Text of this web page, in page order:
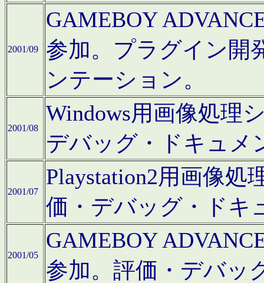
2001/09
GAMEBOY
参加。プラグイン開
ンテーション。
2001/08
Windows用画像処理
デバッグ・ドキュメ
2001/07
Playstation2用画像
価・デバッグ・ドキ
2001/05
GAMEBOY
参加。評価・デバッ